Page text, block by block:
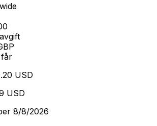
får
USD
USD
8/8/2026